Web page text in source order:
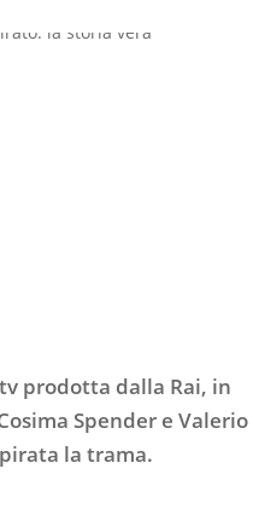
prodotta dalla Rai, in
Spender e Valerio
la trama.